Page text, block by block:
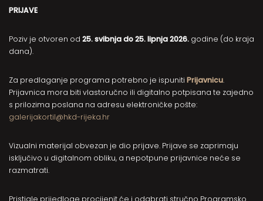
PRIJAVE
Poziv je otvoren od 25. svibnja do 25. lipnja 2026. godine (do kraja
dana).
Za predlaganje programa potrebno je ispuniti Prijavnicu.
Prijavnica mora biti vlastoručno ili digitalno potpisana te zajedno
s prilozima poslana na adresu elektroničke pošte:
galerijakortil@hkd-rijeka.hr
Vizualni materijal obvezan je dio prijave. Prijave se zaprimaju
isključivo u digitalnom obliku, a nepotpune prijavnice neće se
razmatrati.
Pristigle prijedloge procijenit će i odabrati stručno Programsko